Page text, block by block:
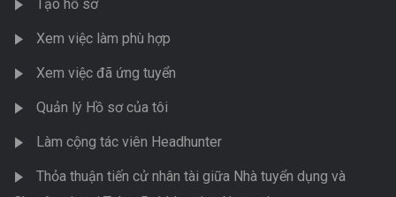
Tạo hồ sơ
Xem việc làm phù hợp
Xem việc đã ứng tuyển
Quản lý Hồ sơ của tôi
Làm cộng tác viên Headhunter
Thỏa thuận tiến cử nhân tài giữa Nhà tuyển dụng và